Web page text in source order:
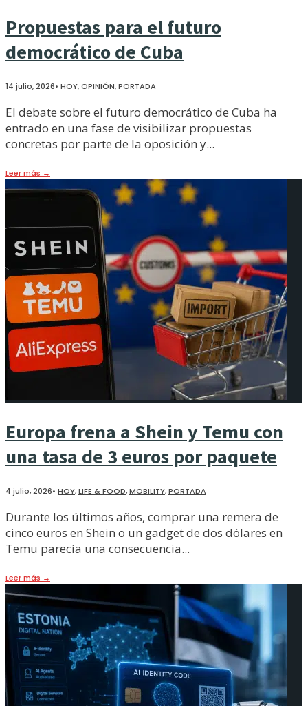
Propuestas para el futuro
democrático de Cuba
14 julio, 2026• HOY,OPINIÓN,PORTADA
El debate sobre el futuro democrático de Cuba ha
entrado en una fase de visibilizar propuestas
concretas por parte de la oposición y...
Leer más →
Europa frena a Shein y Temu con
una tasa de 3 euros por paquete
4 julio, 2026• HOY,LIFE & FOOD,MOBILITY,PORTADA
Durante los últimos años, comprar una remera de
cinco euros en Shein o un gadget de dos dólares en
Temu parecía una consecuencia...
Leer más →